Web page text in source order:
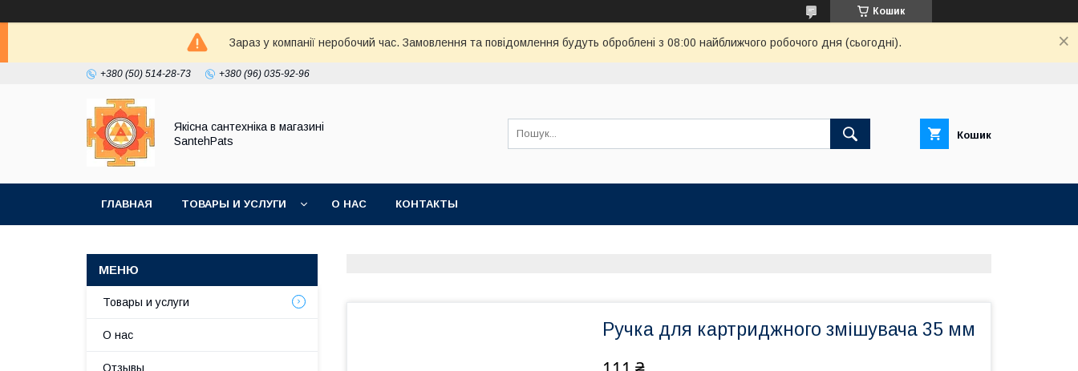
Кошик
Зараз у компанії неробочий час. Замовлення та повідомлення будуть оброблені з 08:00 найближчого робочого дня (сьогодні).
+380 (50) 514-28-73 +380 (96) 035-92-96
Якісна сантехніка в магазині
SantehPats
Кошик
ГЛАВНАЯ ТОВАРЫ И УСЛУГИ О НАС КОНТАКТЫ
Ручка для картриджного змішувача 35 мм
Товары и услуги
О нас
Отзывы